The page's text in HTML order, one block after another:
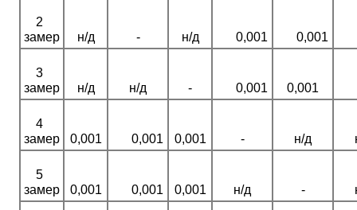
2
замер
н/д - н/д 0,001 0,001
3
замер
н/д н/д - 0,001 0,001
4
замер
0,001 0,001 0,001 - н/д
5
замер
0,001 0,001 0,001 н/д -